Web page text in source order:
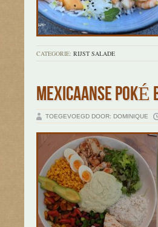
CATEGORIE: RIJST SALADE
MEXICAANSE POKÉ
TOEGEVOEGD DOOR: DOMINIQUE